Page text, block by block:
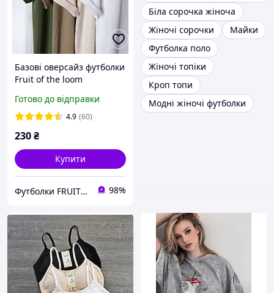
Базові оверсайз футболки
Fruit of the loom
100% бавовна
Готово до відправки
4.9 (60)
230₴
Купити
Футболки FRUIT 👕 98%
Біла сорочка жіноча
Жіночі сорочки
Майки
Футболка поло
Жіночі топіки
Кроп топи
Модні жіночі футболки